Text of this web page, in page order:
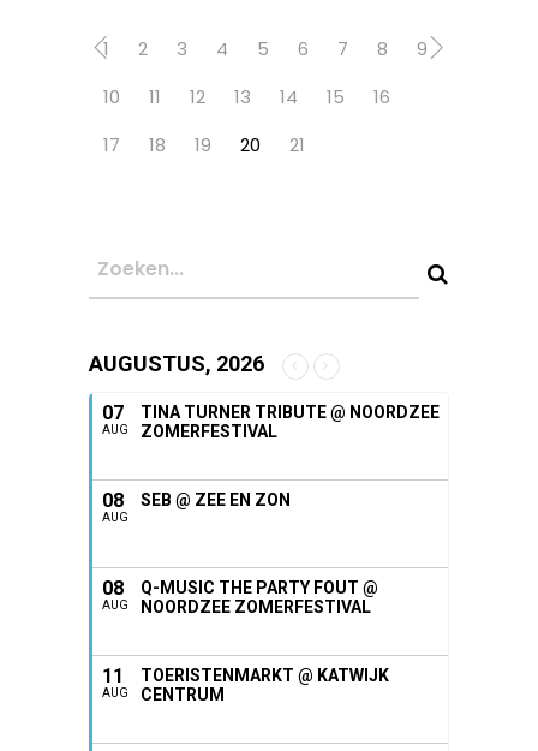
1 2 3 4 5 6 7 8
9
10
11 12 13 14 15
16
17
18 19 20 21
AUGUSTUS, 2026
07
AUG
TINA TURNER TRIBUTE @ NOORDZEE
ZOMERFESTIVAL
08
AUG
SEB @ ZEE EN ZON
08
AUG
Q-MUSIC THE PARTY FOUT @
NOORDZEE ZOMERFESTIVAL
11
AUG
TOERISTENMARKT @ KATWIJK
CENTRUM